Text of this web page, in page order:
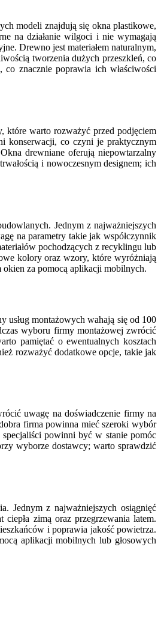
modeli znajdują się okna plastikowe,
na działanie wilgoci i nie wymagają
Drewno jest materiałem naturalnym,
tworzenia dużych przeszkleń, co
znacznie poprawia ich właściwości
które warto rozważyć przed podjęciem
konserwacji, co czyni je praktycznym
drewniane oferują niepowtarzalny
i nowoczesnym designem; ich
Jednym z najważniejszych
na parametry takie jak współczynnik
pochodzących z recyklingu lub
kolory oraz wzory, które wyróżniają
okien za pomocą aplikacji mobilnych.
usług montażowych wahają się od 100
wyboru firmy montażowej zwrócić
pamiętać o ewentualnych kosztach
rozważyć dodatkowe opcje, takie jak
uwagę na doświadczenie firmy na
firma powinna mieć szeroki wybór
powinni być w stanie pomóc
wyborze dostawcy; warto sprawdzić
Jednym z najważniejszych osiągnięć
zimą oraz przegrzewania latem.
i poprawia jakość powietrza.
aplikacji mobilnych lub głosowych